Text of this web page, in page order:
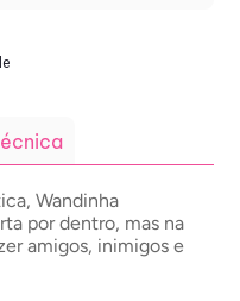
Wandinha
por dentro, mas na
amigos, inimigos e